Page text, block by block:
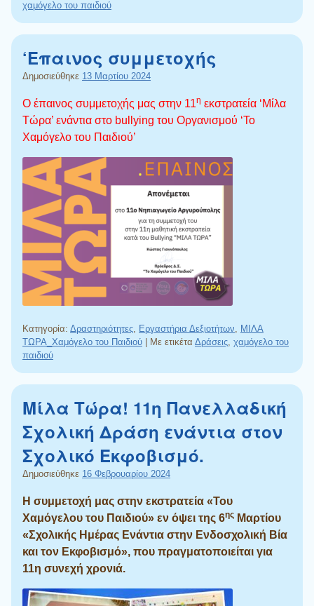
χαμόγελο του παιδιού
‘Επαινος συμμετοχής
Δημοσιεύθηκε 13 Μαρτίου 2024
Ο έπαινος συμμετοχής μας στην 11η εκστρατεία ‘Μίλα
Τώρα’ ενάντια στο bullying του Οργανισμού ‘Το
Χαμόγελο του Παιδιού’
Κατηγορία: Δραστηριότητες Εργαστήρια Δεξιοτήτων
ΜΙΛΑ
ΤΩΡΑ_Χαμόγελο του Παιδιού
Με ετικέτα Δράσεις χαμόγελο του
παιδιού
Μίλα Τώρα! 11η Πανελλαδική
Σχολική Δράση ενάντια στον
Σχολικό Εκφοβισμό.
Δημοσιεύθηκε 16 Φεβρουαρίου 2024
Η συμμετοχή μας στην εκστρατεία «Του
Χαμόγελου του Παιδιού» εν όψει της 6ης Μαρτίου
«Σχολικής Ημέρας Ενάντια στην Ενδοσχολική Βία
και τον Εκφοβισμό», που πραγματοποιείται για
11η συνεχή χρονιά.